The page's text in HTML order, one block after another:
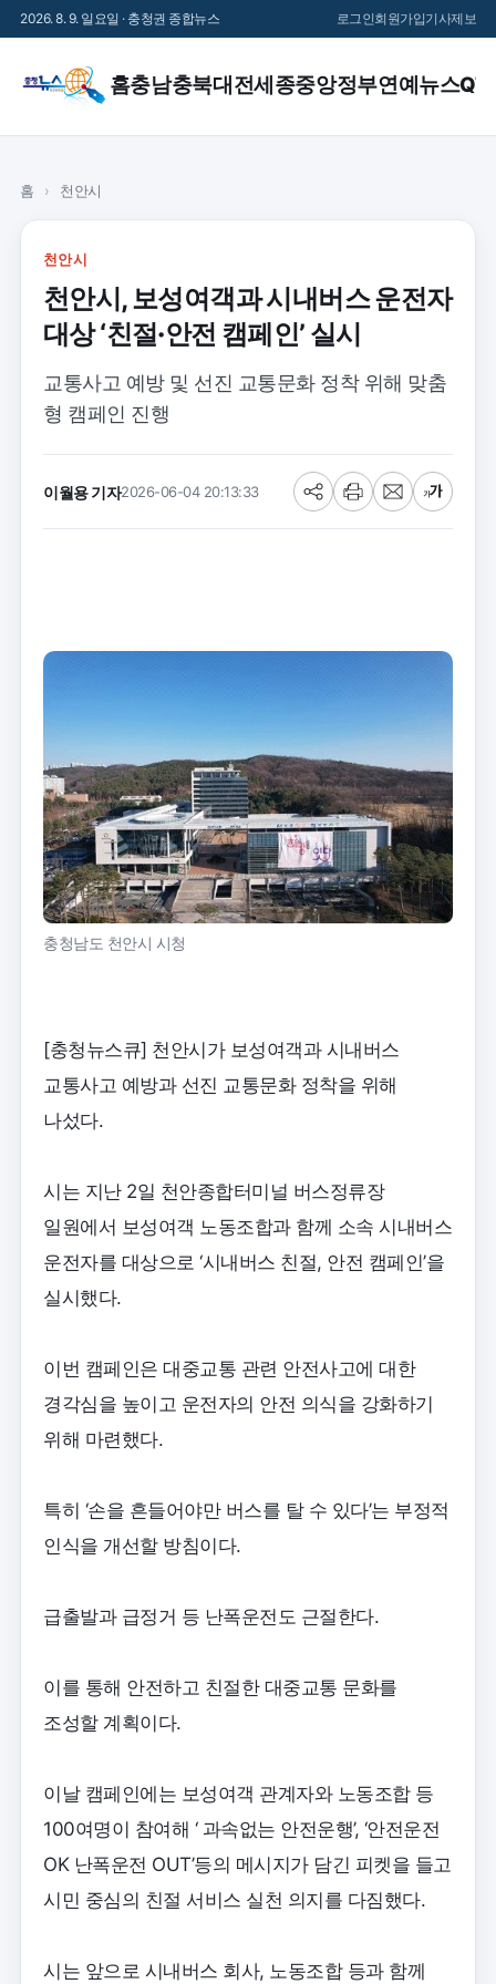
2026. 8. 9. 일요일 · 충청권 종합뉴스 로그인회원가입기사제보
홈충남충북대전세종중앙정부연예 뉴스
홈 › 천안시
천안시
천안시, 보성여객과 시내버스 운전자
대상 ‘친절·안전 캠페인’ 실시
교통사고 예방 및 선진 교통문화 정착 위해 맞춤
형 캠페인 진행
이월용 기자2026-06-04 20:13:33
공
유
프
린
메
일
글
씨
충청남도 천안시 시청
[충청뉴스큐] 천안시가 보성여객과 시내버스
교통사고 예방과 선진 교통문화 정착을 위해
나섰다.
시는 지난 2일 천안종합터미널 버스정류장
일원에서 보성여객 노동조합과 함께 소속 시내버스
운전자를 대상으로 ‘시내버스 친절, 안전 캠페인’을
실시했다.
이번 캠페인은 대중교통 관련 안전사고에 대한
경각심을 높이고 운전자의 안전 의식을 강화하기
위해 마련했다.
특히 ‘손을 흔들어야만 버스를 탈 수 있다’는 부정적
인식을 개선할 방침이다.
급출발과 급정거 등 난폭운전도 근절한다.
이를 통해 안전하고 친절한 대중교통 문화를
조성할 계획이다.
이날 캠페인에는 보성여객 관계자와 노동조합 등
100여명이 참여해 ‘ 과속없는 안전운행’, ‘안전운전
OK 난폭운전 OUT’등의 메시지가 담긴 피켓을 들고
시민 중심의 친절 서비스 실천 의지를 다짐했다.
시는 앞으로 시내버스 회사, 노동조합 등과 함께